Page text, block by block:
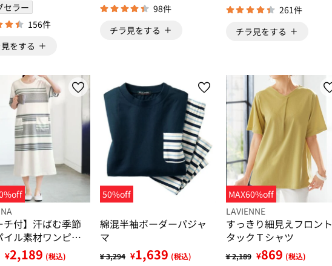
セラー
156件
をする
98件
チラ見をする
261件
チラ見をする
チ付】汗ばむ季節
イル素材ワンピー
¥2,189 (税込)
50%off
綿混半袖ボーダーパジャ
マ
¥ 3,294 ¥1,639 (税込)
MAX60%off
LAVIENNE
すっきり細見えフロント
タックＴシャツ
¥ 2,189 ¥869 (税込)